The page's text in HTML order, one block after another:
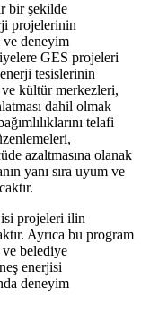
bir şekilde
projelerinin
ve deneyim
GES projeleri
tesislerinin
kültür merkezleri,
dahil olmak
telafi
azaltmasına olanak
yanı sıra uyum ve
projeleri ilin
Ayrıca bu program
ve belediye
enerjisi
deneyim